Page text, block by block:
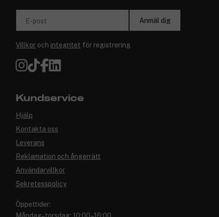
E-post Anmäl dig
Villkor och integritet för registrering
Kundservice
Hjälp
Kontakta oss
Leverans
Reklamation och ångerrätt
Användarvillkor
Sekretesspolicy
Öppettider: